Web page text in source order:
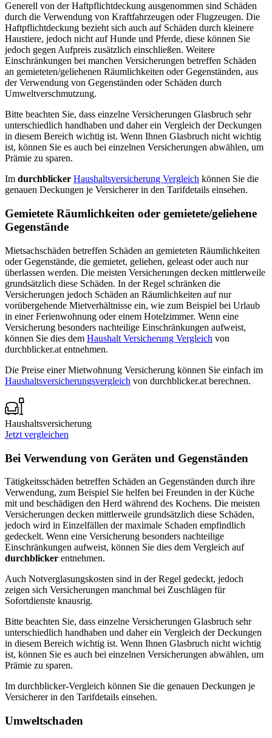
Generell von der Haftpflichtdeckung ausgenommen sind Schäden
durch die Verwendung von Kraftfahrzeugen oder Flugzeugen. Die
Haftpflichtdeckung bezieht sich auch auf Schäden durch kleinere
Haustiere, jedoch nicht auf Hunde und Pferde, diese können Sie
jedoch gegen Aufpreis zusätzlich einschließen. Weitere
Einschränkungen bei manchen Versicherungen betreffen Schäden
an gemieteten/geliehenen Räumlichkeiten oder Gegenständen, aus
der Verwendung von Gegenständen oder Schäden durch
Umweltverschmutzung.
Bitte beachten Sie, dass einzelne Versicherungen Glasbruch sehr
unterschiedlich handhaben und daher ein Vergleich der Deckungen
in diesem Bereich wichtig ist. Wenn Ihnen Glasbruch nicht wichtig
ist, können Sie es auch bei einzelnen Versicherungen abwählen, um
Prämie zu sparen.
Im durchblicker Haushaltsversicherung Vergleich können Sie die
genauen Deckungen je Versicherer in den Tarifdetails einsehen.
Gemietete Räumlichkeiten oder gemietete/geliehene
Gegenstände
Mietsachschäden betreffen Schäden an gemieteten Räumlichkeiten
oder Gegenstände, die gemietet, geliehen, geleast oder auch nur
überlassen werden. Die meisten Versicherungen decken mittlerweile
grundsätzlich diese Schäden. In der Regel schränken die
Versicherungen jedoch Schäden an Räumlichkeiten auf nur
vorübergehende Mietverhältnisse ein, wie zum Beispiel bei Urlaub
in einer Ferienwohnung oder einem Hotelzimmer. Wenn eine
Versicherung besonders nachteilige Einschränkungen aufweist,
können Sie dies dem Haushalt Versicherung Vergleich von
durchblicker.at entnehmen.
Die Preise einer Mietwohnung Versicherung können Sie einfach im
Haushaltsversicherungsvergleich von durchblicker.at berechnen.
Haushaltsversicherung
Jetzt vergleichen
Bei Verwendung von Geräten und Gegenständen
Tätigkeitsschäden betreffen Schäden an Gegenständen durch ihre
Verwendung, zum Beispiel Sie helfen bei Freunden in der Küche
mit und beschädigen den Herd während des Kochens. Die meisten
Versicherungen decken mittlerweile grundsätzlich diese Schäden,
jedoch wird in Einzelfällen der maximale Schaden empfindlich
gedeckelt. Wenn eine Versicherung besonders nachteilige
Einschränkungen aufweist, können Sie dies dem Vergleich auf
durchblicker entnehmen.
Auch Notverglasungskosten sind in der Regel gedeckt, jedoch
zeigen sich Versicherungen manchmal bei Zuschlägen für
Sofortdienste knausrig.
Bitte beachten Sie, dass einzelne Versicherungen Glasbruch sehr
unterschiedlich handhaben und daher ein Vergleich der Deckungen
in diesem Bereich wichtig ist. Wenn Ihnen Glasbruch nicht wichtig
ist, können Sie es auch bei einzelnen Versicherungen abwählen, um
Prämie zu sparen.
Im durchblicker-Vergleich können Sie die genauen Deckungen je
Versicherer in den Tarifdetails einsehen.
Umweltschaden